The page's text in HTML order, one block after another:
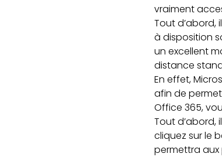
vraiment
Tout d’abord,
à disposition
un excellent
distance
En effet,
afin de
Office 365,
Tout d’abord,
cliquez sur le
permettra